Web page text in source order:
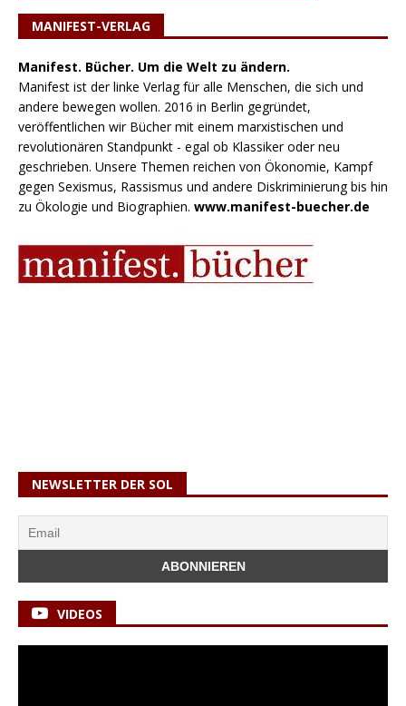
MANIFEST-VERLAG
Manifest. Bücher. Um die Welt zu ändern.
Manifest ist der linke Verlag für alle Menschen, die sich und
andere bewegen wollen. 2016 in Berlin gegründet,
veröffentlichen wir Bücher mit einem marxistischen und
revolutionären Standpunkt - egal ob Klassiker oder neu
geschrieben. Unsere Themen reichen von Ökonomie, Kampf
gegen Sexismus, Rassismus und andere Diskriminierung bis hin
zu Ökologie und Biographien. www.manifest-buecher.de
NEWSLETTER DER SOL
VIDEOS